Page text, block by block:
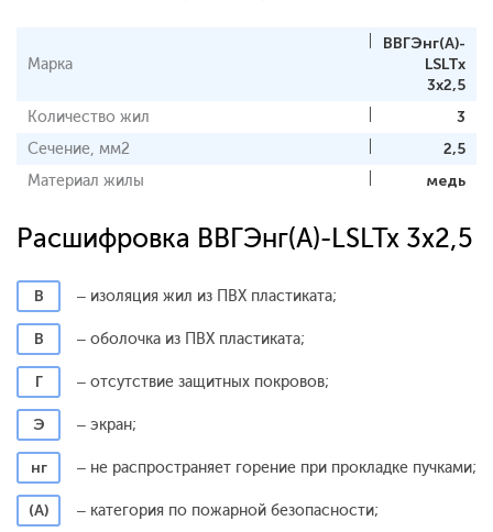
Марка
ВВГЭнг(А)-
LSLTx
3x2,5
Количество жил
3
Сечение, мм2
2,5
Материал жилы
медь
Расшифровка ВВГЭнг(А)-LSLTx 3x2,5
В – изоляция жил из ПВХ пластиката;
В – оболочка из ПВХ пластиката;
Г – отсутствие защитных покровов;
Э – экран;
нг – не распространяет горение при прокладке пучками;
(А) – категория по пожарной безопасности;